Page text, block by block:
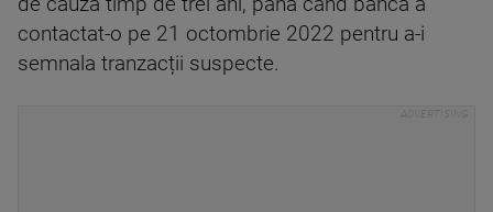
contactat-o pe 21 octombrie 2022 pentru a-i
semnala tranzacții suspecte.